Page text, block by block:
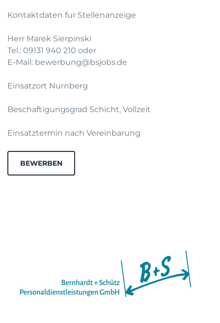
Kontaktdaten fur Stellenanzeige
Herr Marek Sierpinski
Tel.: 09131 940 210 oder
E-Mail: bewerbung@bsjobs.de
Einsatzort Nurnberg
Beschaftigungsgrad Schicht, Vollzeit
Einsatztermin nach Vereinbarung
BEWERBEN